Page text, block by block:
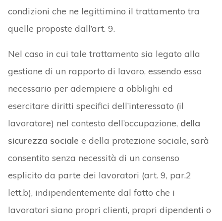
condizioni che ne legittimino il trattamento tra
quelle proposte dall’art. 9.
Nel caso in cui tale trattamento sia legato alla
gestione di un rapporto di lavoro, essendo esso
necessario per adempiere a obblighi ed
esercitare diritti specifici dell’interessato (il
lavoratore) nel contesto dell’occupazione, della
sicurezza sociale e della protezione sociale, sarà
consentito senza necessità di un consenso
esplicito da parte dei lavoratori (art. 9, par.2
lett.b), indipendentemente dal fatto che i
lavoratori siano propri clienti, propri dipendenti o